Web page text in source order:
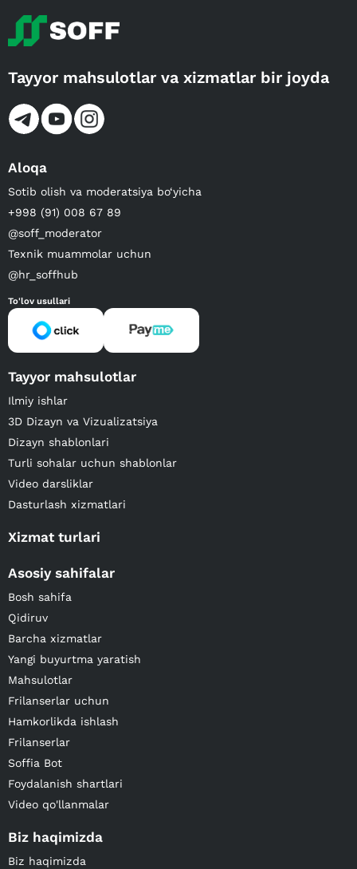
Tayyor mahsulotlar va xizmatlar bir joyda
Aloqa
Sotib olish va moderatsiya bo‘yicha
+998 (91) 008 67 89
@soff_moderator
Texnik muammolar uchun
@hr_soffhub
To'lov usullari
Tayyor mahsulotlar
Ilmiy ishlar
3D Dizayn va Vizualizatsiya
Dizayn shablonlari
Turli sohalar uchun shablonlar
Video darsliklar
Dasturlash xizmatlari
Xizmat turlari
Asosiy sahifalar
Bosh sahifa
Qidiruv
Barcha xizmatlar
Yangi buyurtma yaratish
Mahsulotlar
Frilanserlar uchun
Hamkorlikda ishlash
Frilanserlar
Soffia Bot
Foydalanish shartlari
Video qo'llanmalar
Biz haqimizda
Biz haqimizda